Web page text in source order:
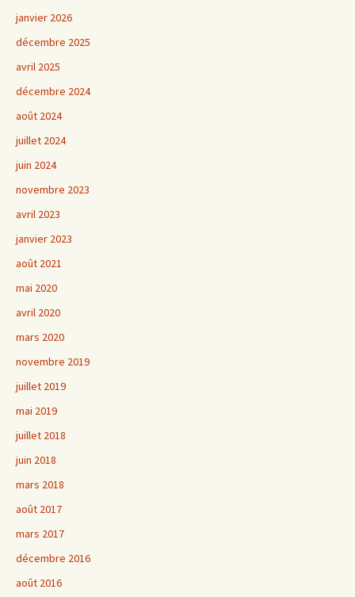
janvier 2026
décembre 2025
avril 2025
décembre 2024
août 2024
juillet 2024
juin 2024
novembre 2023
avril 2023
janvier 2023
août 2021
mai 2020
avril 2020
mars 2020
novembre 2019
juillet 2019
mai 2019
juillet 2018
juin 2018
mars 2018
août 2017
mars 2017
décembre 2016
août 2016